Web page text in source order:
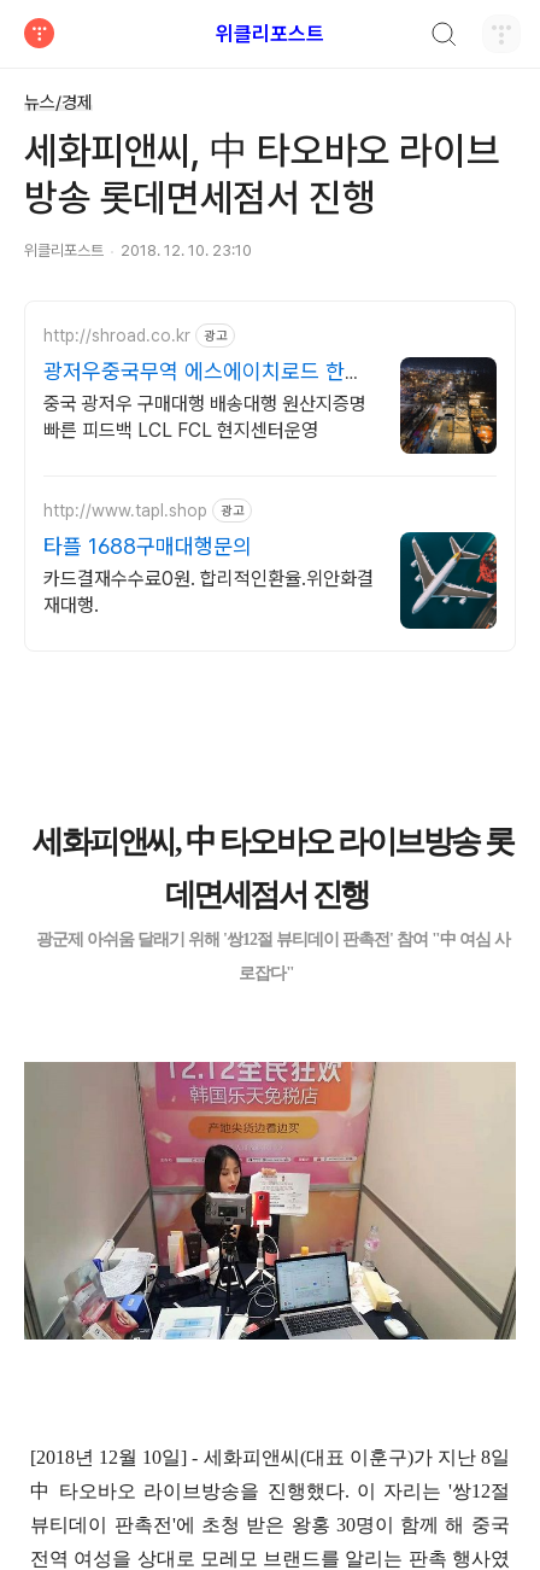
위클리포스트
뉴스/경제
세화피앤씨, 中 타오바오 라이브
방송 롯데면세점서 진행
위클리포스트 2018. 12. 10. 23:10
http://shroad.co.kr 광고
광저우중국무역 에스에이치로드 한국
인 현지법인운영 TT송금
중국 광저우 구매대행 배송대행 원산지증명
빠른 피드백 LCL FCL 현지센터운영
http://www.tapl.shop 광고
타플 1688구매대행문의
카드결재수수료0원. 합리적인환율.위안화결
재대행.
세화피앤씨, 中 타오바오 라이브방송 롯
데면세점서 진행
광군제 아쉬움 달래기 위해 '쌍12절 뷰티데이 판촉전' 참여 "中 여심 사
로잡다"
[2018년 12월 10일] - 세화피앤씨(대표 이훈구)가 지난 8일
中 타오바오 라이브방송을 진행했다. 이 자리는 '쌍12절
뷰티데이 판촉전'에 초청 받은 왕홍 30명이 함께 해 중국
전역 여성을 상대로 모레모 브랜드를 알리는 판촉 행사였